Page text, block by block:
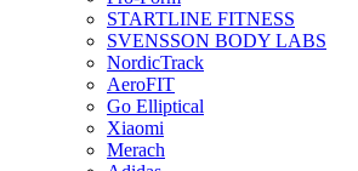
STARTLINE FITNESS
SVENSSON BODY LABS
NordicTrack
AeroFIT
Go Elliptical
Xiaomi
Merach